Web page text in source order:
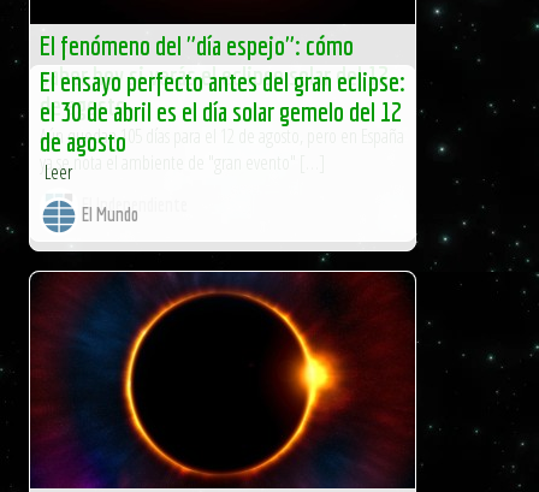
El fenómeno del "día espejo": cómo
saber hoy si verás el eclipse solar del 12
de agosto
Aún quedan 105 días para el 12 de agosto, pero en España
ya se nota el ambiente de "gran evento" […]
El Independiente
El ensayo perfecto antes del gran eclipse:
el 30 de abril es el día solar gemelo del 12
de agosto
Leer
El Mundo